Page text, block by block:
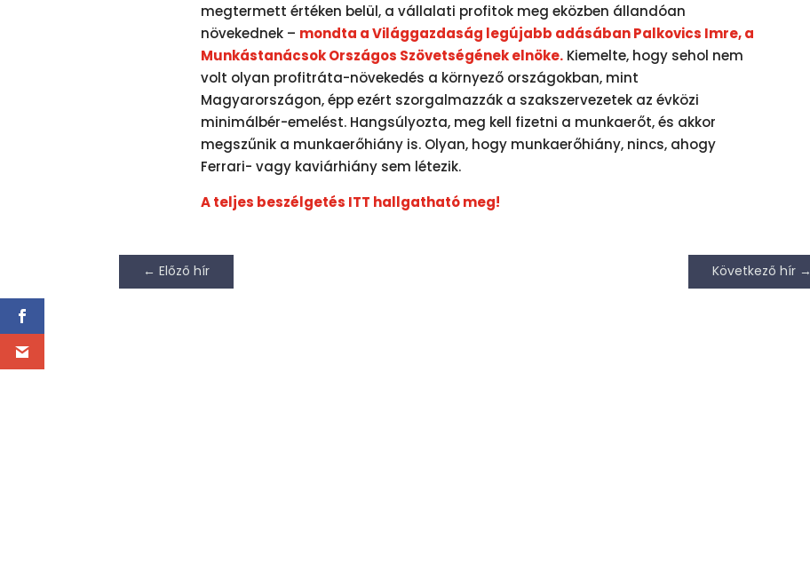
megtermett értéken belül, a vállalati profitok meg eközben állandóan
növekednek – mondta a Világgazdaság legújabb adásában Palkovics Imre, a
Munkástanácsok Országos Szövetségének elnöke.Kiemelte, hogy sehol nem
volt olyan profitráta-növekedés a környező országokban, mint
Magyarországon, épp ezért szorgalmazzák a szakszervezetek az évközi
minimálbér-emelést. Hangsúlyozta, meg kell fizetni a munkaerőt, és akkor
megszűnik a munkaerőhiány is. Olyan, hogy munkaerőhiány, nincs, ahogy
Ferrari- vagy kaviárhiány sem létezik.
A teljes beszélgetés ITT hallgatható meg!
←Előző hír Következő hír→